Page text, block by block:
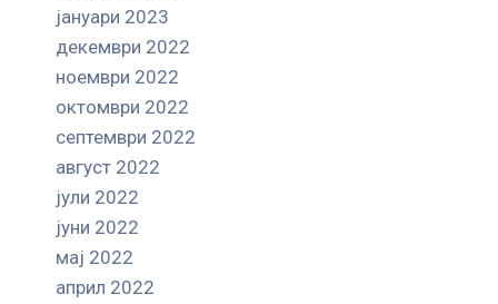
јануари 2023
декември 2022
ноември 2022
октомври 2022
септември 2022
август 2022
јули 2022
јуни 2022
мај 2022
април 2022